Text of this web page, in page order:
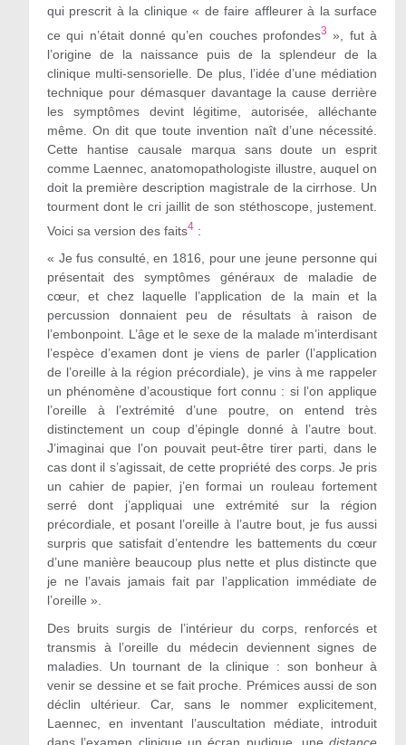
qui prescrit à la clinique « de faire affleurer à la surface
ce qui n’était donné qu’en couches profondes3 », fut à
l’origine de la naissance puis de la splendeur de la
clinique multi-sensorielle. De plus, l’idée d’une médiation
technique pour démasquer davantage la cause derrière
les symptômes devint légitime, autorisée, alléchante
même. On dit que toute invention naît d’une nécessité.
Cette hantise causale marqua sans doute un esprit
comme Laennec, anatomopathologiste illustre, auquel on
doit la première description magistrale de la cirrhose. Un
tourment dont le cri jaillit de son stéthoscope, justement.
Voici sa version des faits4:
« Je fus consulté, en 1816, pour une jeune personne qui
présentait des symptômes généraux de maladie de
cœur, et chez laquelle l’application de la main et la
percussion donnaient peu de résultats à raison de
l’embonpoint. L’âge et le sexe de la malade m’interdisant
l’espèce d’examen dont je viens de parler (l’application
de l’oreille à la région précordiale), je vins à me rappeler
un phénomène d’acoustique fort connu : si l’on applique
l’oreille à l’extrémité d’une poutre, on entend très
distinctement un coup d’épingle donné à l’autre bout.
J’imaginai que l’on pouvait peut-être tirer parti, dans le
cas dont il s’agissait, de cette propriété des corps. Je pris
un cahier de papier, j’en formai un rouleau fortement
serré dont j’appliquai une extrémité sur la région
précordiale, et posant l’oreille à l’autre bout, je fus aussi
surpris que satisfait d’entendre les battements du cœur
d’une manière beaucoup plus nette et plus distincte que
je ne l’avais jamais fait par l’application immédiate de
l’oreille ».
Des bruits surgis de l’intérieur du corps, renforcés et
transmis à l’oreille du médecin deviennent signes de
maladies. Un tournant de la clinique : son bonheur à
venir se dessine et se fait proche. Prémices aussi de son
déclin ultérieur. Car, sans le nommer explicitement,
Laennec, en inventant l’auscultation médiate, introduit